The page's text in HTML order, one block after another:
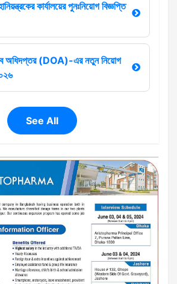
কার্যালয়ের পুনঃনিয়োগ বিজ্ঞপ্তি
অধিদপ্তর (DOA)-এর নতুন নিয়োগ
See All